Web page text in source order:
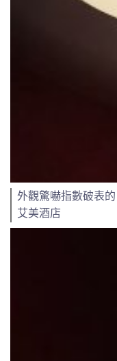
外觀驚嚇指數破表
艾美酒店